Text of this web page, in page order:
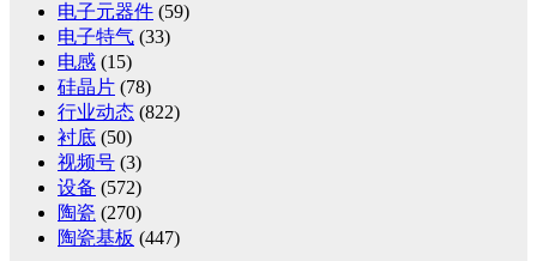
电子元器件 (59)
电子特气 (33)
电感 (15)
硅晶片 (78)
行业动态 (822)
衬底 (50)
视频号 (3)
设备 (572)
陶瓷 (270)
陶瓷基板 (447)